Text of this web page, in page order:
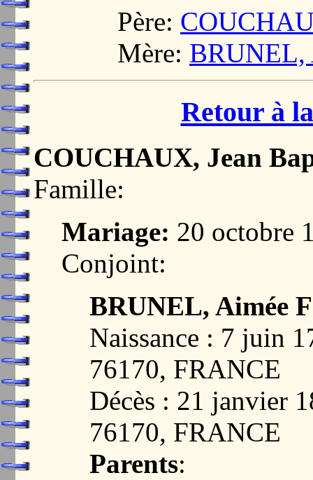
Père:
Mère: BRUNEL,
Retour à
COUCHAUX, Jean
Famille:
Mariage: 20 octobre
Conjoint:
BRUNEL, Aimée
Naissance : 7 juin
76170, FRANCE
Décès : 21 janvier
76170, FRANCE
Parents: